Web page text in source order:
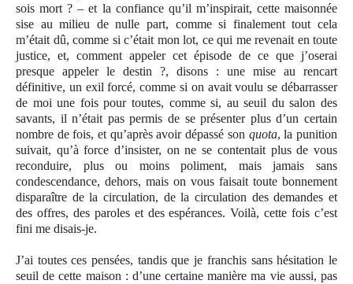
sois mort ? – et la confiance qu’il m’inspirait, cette maisonnée
sise au milieu de nulle part, comme si finalement tout cela
m’était dû, comme si c’était mon lot, ce qui me revenait en toute
justice, et, comment appeler cet épisode de ce que j’oserai
presque appeler le destin ?, disons : une mise au rencart
définitive, un exil forcé, comme si on avait voulu se débarrasser
de moi une fois pour toutes, comme si, au seuil du salon des
savants, il n’était pas permis de se présenter plus d’un certain
nombre de fois, et qu’après avoir dépassé son quota, la punition
suivait, qu’à force d’insister, on ne se contentait plus de vous
reconduire, plus ou moins poliment, mais jamais sans
condescendance, dehors, mais on vous faisait toute bonnement
disparaître de la circulation, de la circulation des demandes et
des offres, des paroles et des espérances. Voilà, cette fois c’est
fini me disais-je.
J’ai toutes ces pensées, tandis que je franchis sans hésitation le
seuil de cette maison : d’une certaine manière ma vie aussi, pas